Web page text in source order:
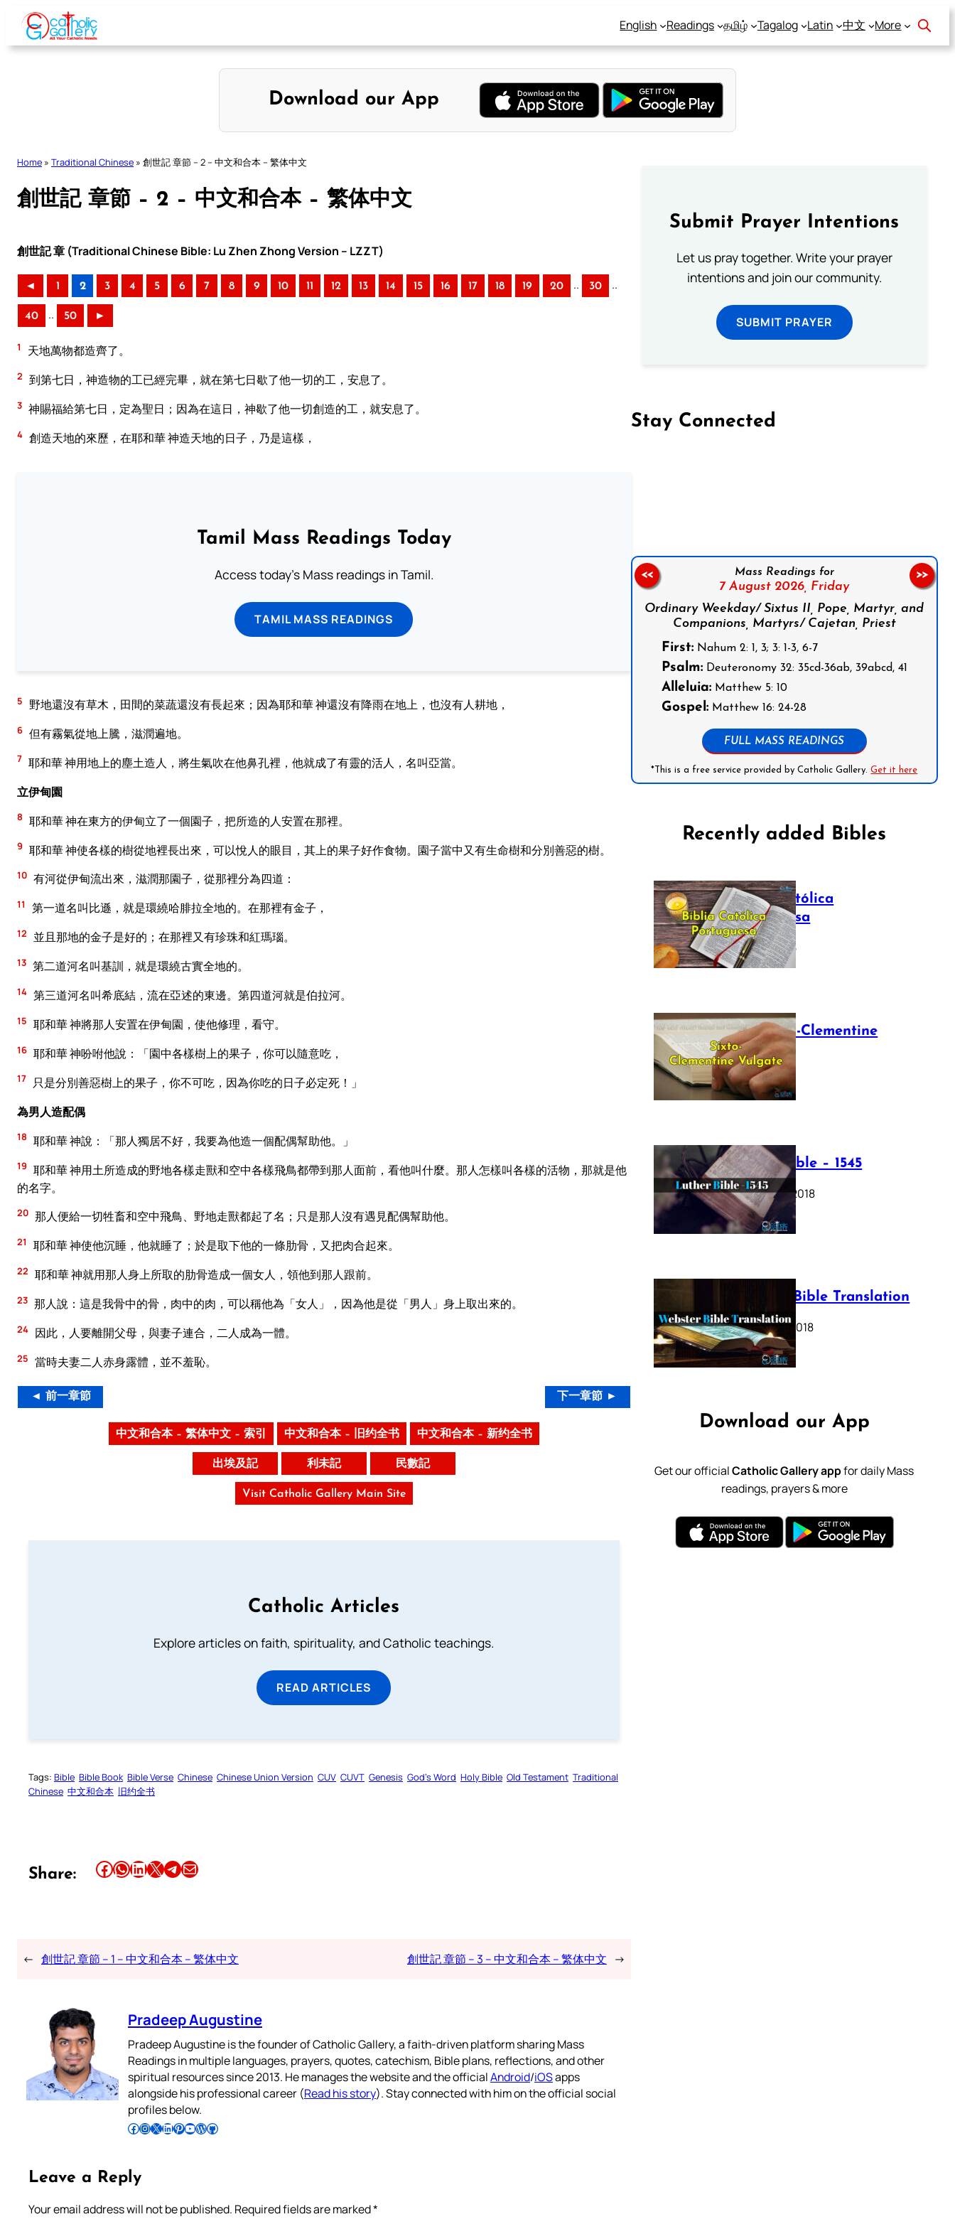
Skip
content
English Readings தமிழ் Tagalog Latin 中文 More
Download our App
Home » Traditional Chinese » 創世記 章節 – 2 – 中文和合本 – 繁体中文
創世記 章節 – 2 – 中文和合本 – 繁体中文
創世記 章 (Traditional Chinese Bible: Lu Zhen Zhong Version – LZZT)
◄ 1 2 3 4 5 6 7 8 9 10 11 12 13 14 15 16 17 18 19 20 .. 30 ..
40 .. 50 ►
1 天地萬物都造齊了。
2 到第七日，神造物的工已經完畢，就在第七日歇了他一切的工，安息了。
3 神賜福給第七日，定為聖日；因為在這日，神歇了他一切創造的工，就安息了。
4 創造天地的來歷，在耶和華 神造天地的日子，乃是這樣，
Tamil Mass Readings Today
Access today's Mass readings in Tamil.
TAMIL MASS READINGS
5 野地還沒有草木，田間的菜蔬還沒有長起來；因為耶和華 神還沒有降雨在地上，也沒有人耕地，
6 但有霧氣從地上騰，滋潤遍地。
7 耶和華 神用地上的塵土造人，將生氣吹在他鼻孔裡，他就成了有靈的活人，名叫亞當。
立伊甸園
8 耶和華 神在東方的伊甸立了一個園子，把所造的人安置在那裡。
9 耶和華 神使各樣的樹從地裡長出來，可以悅人的眼目，其上的果子好作食物。園子當中又有生命樹和分別善惡的樹。
10 有河從伊甸流出來，滋潤那園子，從那裡分為四道：
11 第一道名叫比遜，就是環繞哈腓拉全地的。在那裡有金子，
12 並且那地的金子是好的；在那裡又有珍珠和紅瑪瑙。
13 第二道河名叫基訓，就是環繞古實全地的。
14 第三道河名叫希底結，流在亞述的東邊。第四道河就是伯拉河。
15 耶和華 神將那人安置在伊甸園，使他修理，看守。
16 耶和華 神吩咐他說：「園中各樣樹上的果子，你可以隨意吃，
17
只是分別善惡樹上的果子，你不可吃，因為你吃的日子必定死！」
為男人造配偶
18 耶和華 神說：「那人獨居不好，我要為他造一個配偶幫助他。」
19 耶和華 神用土所造成的野地各樣走獸和空中各樣飛鳥都帶到那人面前，看他叫什麼。那人怎樣叫各樣的活物，那就是他
的名字。
20 那人便給一切牲畜和空中飛鳥、野地走獸都起了名；只是那人沒有遇見配偶幫助他。
21 耶和華 神使他沉睡，他就睡了；於是取下他的一條肋骨，又把肉合起來。
22 耶和華 神就用那人身上所取的肋骨造成一個女人，領他到那人跟前。
23 那人說：這是我骨中的骨，肉中的肉，可以稱他為「女人」，因為他是從「男人」身上取出來的。
24 因此，人要離開父母，與妻子連合，二人成為一體。
25 當時夫妻二人赤身露體，並不羞恥。
◄ 前一章節 下一章節 ►
中文和合本 – 繁体中文 – 索引 中文和合本 – 旧约全书 中文和合本 – 新约全书
出埃及記 利未記 民數記
Visit Catholic Gallery Main Site
Catholic Articles
Explore articles on faith, spirituality, and Catholic teachings.
READ ARTICLES
Tags: Bible Bible Book Bible Verse Chinese Chinese Union Version CUV CUVT Genesis God’s Word Holy Bible Old Testament Traditional
Chinese 中文和合本 旧约全书
Share: Share this article on Facebook Share this article on WhatsApp Share this article on LinkedIn Share this article on X Share this article on TelegramEmail this Article
← 創世記 章節 – 1 – 中文和合本 – 繁体中文 創世記 章節 – 3 – 中文和合本 – 繁体中文 →
Pradeep Augustine
Pradeep Augustine is the founder of Catholic Gallery, a faith-driven platform sharing Mass
Readings in multiple languages, prayers, quotes, catechism, Bible plans, reflections, and other
spiritual resources since 2013. He manages the website and the officialAndroid/iOSapps
alongside his professional career (Read his story). Stay connected with him on the official social
profiles below.
Follow Pradeep on Facebook Follow Pradeep on InstagramFollow Pradeep on X Follow Pradeep on LinkedIn Follow Pradeep on Pinterest Subscribe to Pradeep’s Youtube Channel Follow Pradeep on WordPress Follow Pradeep on GitHub
Leave a Reply
Your email address will not be published. Required fields are marked*
Submit Prayer Intentions
Let us pray together. Write your prayer
intentions and join our community.
SUBMIT PRAYER
Stay Connected
Mass Readings for
7 August 2026, Friday
Ordinary Weekday/ Sixtus II, Pope, Martyr, and
Companions, Martyrs/ Cajetan, Priest
First:Nahum 2: 1, 3; 3: 1-3, 6-7
Psalm:Deuteronomy 32: 35cd-36ab, 39abcd, 41
Alleluia:Matthew 5: 10
Gospel:Matthew 16: 24-28
FULL MASS READINGS
*This is a free service provided by Catholic Gallery.Get it here
<< >>
Recently added Bibles
Bíblia Católica
Portuguesa
July 16, 2025
The Sixto-Clementine
Vulgate
July 12, 2025
Luther Bible – 1545
October 17, 2018
Webster Bible Translation
October 11, 2018
Download our App
Get our officialCatholic Gallery appfor daily Mass
readings, prayers & more